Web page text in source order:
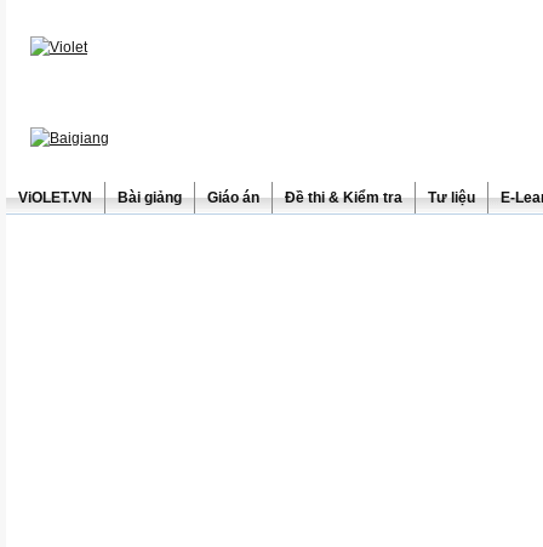
ViOLET.VN Bài giảng Giáo án Đề thi & Kiểm tra Tư liệu E-